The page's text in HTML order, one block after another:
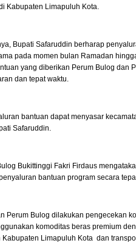
Kabupaten Limapuluh Kota.
Bupati Safaruddin berharap
pada momen bulan Ramadan
yang diberikan Perum Bulog dan
dan tepat waktu.
bantuan dapat menyasar
Safaruddin.
Bukittinggi Fakri Firdaus
bantuan program secara
Perum Bulog dilakukan pengecekan
komoditas beras premium
Limapuluh Kota dan